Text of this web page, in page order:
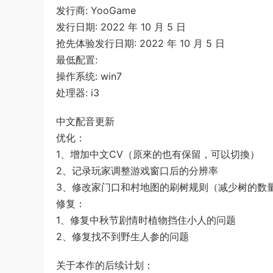
发行商: YooGame
发行日期: 2022 年 10 月 5 日
抢先体验发行日期: 2022 年 10 月 5 日
最低配置:
操作系统: win7
处理器: i3
中文配音更新
优化：
1、增加中文CV（原來的也有保留，可以切換）
2、记录玩家调整游戏窗口后的分辨率
3、修改家门口和村地图的刷树规则（减少树的数
修复：
1、修复中秋节剧情时植物挡住小人的问题
2、修复找不到野生人参的问题
关于本作的后续计划：